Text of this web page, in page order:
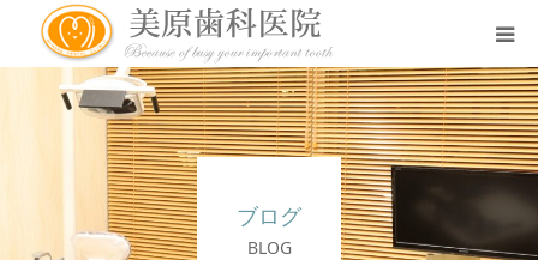
ブログ
BLOG
医院のコンセプト
診療案内
治療案内